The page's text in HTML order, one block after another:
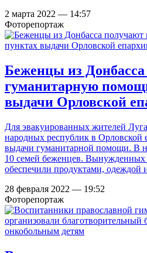
2 марта 2022 — 14:57
Фоторепортаж
Беженцы из
гуманитарную
выдачи Орловской
Для эвакуированных жителей
народных республик в Орловской
выдачи гуманитарной помощи. В
10 семей беженцев. Вынужденных
обеспечили продуктами, одеждой
28 февраля 2022 — 19:52
Фоторепортаж